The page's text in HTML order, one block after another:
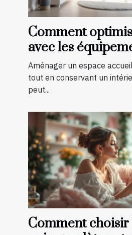
Comment
avec les
bébé?
Aménager un espace
tout en conservant un
peut...
Comment